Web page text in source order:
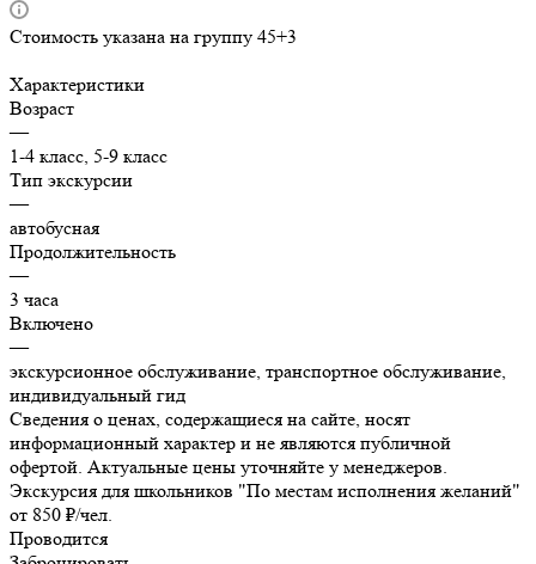
Стоимость указана на группу 45+3
Характеристики
Возраст
—
1-4 класс, 5-9 класс
Тип экскурсии
—
автобусная
Продолжительность
—
3 часа
Включено
—
экскурсионное обслуживание, транспортное обслуживание,
индивидуальный гид
Сведения о ценах, содержащиеся на сайте, носят
информационный характер и не являются публичной
офертой. Актуальные цены уточняйте у менеджеров.
Экскурсия для школьников "По местам исполнения желаний"
от 850 ₽/чел.
Проводится